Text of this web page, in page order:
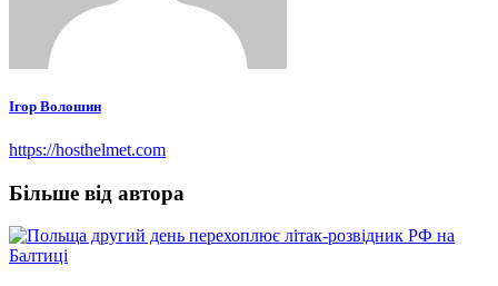
Ігор Волошин
https://hosthelmet.com
Більше від автора